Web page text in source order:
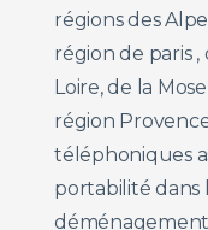
régions des
région de paris ,
Loire, de la
région
téléphoniques
portabilité dans